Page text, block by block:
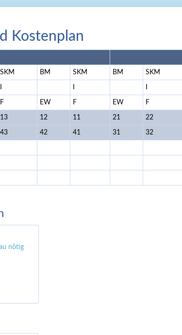
Kostenplan
SKM BM SKM BM SKM
F EW F EW F
13 12 11 21 22
43 42 41 31 32
nötig